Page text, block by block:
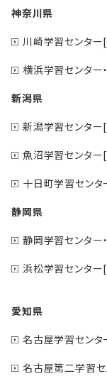
神奈川県
川崎学習センタ
横浜学習センター
新潟県
新潟学習センタ
魚沼学習センタ
十日町学習セン
静岡県
静岡学習センター
浜松学習センタ
愛知県
名古屋学習セン
名古屋第二学習